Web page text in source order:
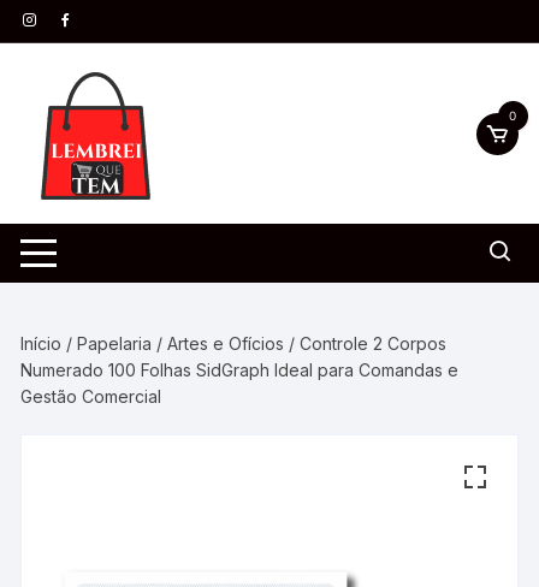
0
Início /Papelaria /Artes e Ofícios / Controle 2 Corpos
Numerado 100 Folhas SidGraph Ideal para Comandas e
Gestão Comercial